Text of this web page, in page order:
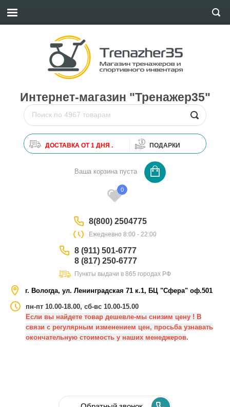
Интернет-магазин "Тренажер35"
ДОСТАВКА ОТ 1 ДНЯ . ПОДАРКИ
0
Ваша корзина пуста
0
г. Вологда, ул. Ленинградская 71 к.1, БЦ "Сфера" оф.501
пн-пт 10.00-18.00, сб-вс 10.00-15.00
Если вы найдете товар дешевле-мы снизим цену ! В
связи с регулярным изменением цен, просьба узнавать
окончательную стоимость у наших менеджеров.
8(800) 2504775
Eжедневно 8:00 - 22:00
8 (911) 501-6777
8 (817) 250-6777
Пункты выдачи в 865 городах РФ